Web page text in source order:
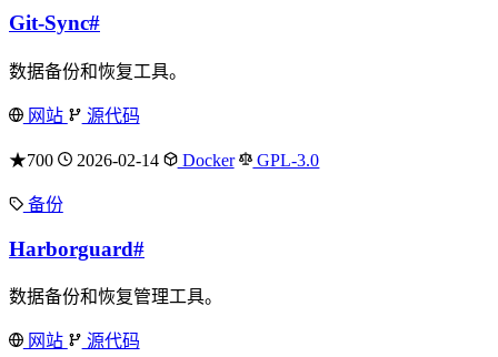
Git-Sync#
数据备份和恢复工具。
网站 源代码
★700 2026-02-14 Docker GPL-3.0
备份
Harborguard#
数据备份和恢复管理工具。
网站 源代码